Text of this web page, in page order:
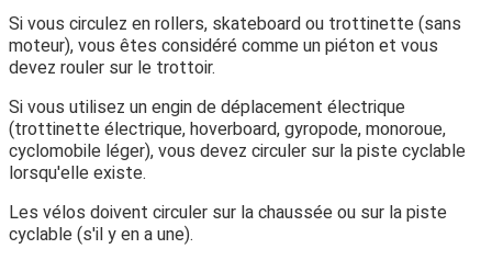
Si vous circulez en rollers, skateboard ou trottinette (sans
moteur), vous êtes considéré comme un piéton et vous
devez rouler sur le trottoir.
Si vous utilisez unengin de déplacement électrique
(trottinette électrique, hoverboard, gyropode, monoroue,
cyclomobile léger), vous devez circuler sur la piste cyclable
lorsqu'elle existe.
Les vélos doivent circuler sur la chaussée ou sur la piste
cyclable (s'il y en a une).